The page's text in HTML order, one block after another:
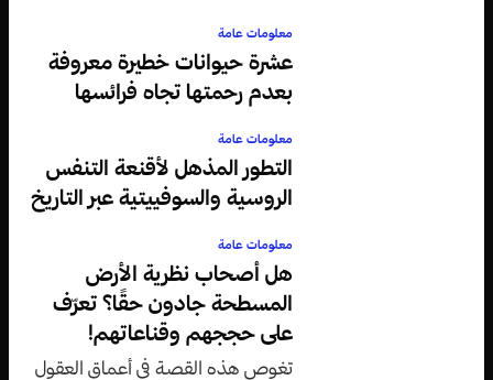
معلومات عامة
عشرة حيوانات خطيرة معروفة
بعدم رحمتها تجاه فرائسها
معلومات عامة
التطور المذهل لأقنعة التنفس
الروسية والسوفييتية عبر التاريخ
معلومات عامة
هل أصحاب نظرية الأرض
المسطحة جادون حقًا؟ تعرّف
على حججهم وقناعاتهم!
تغوص هذه القصة في أعماق العقول